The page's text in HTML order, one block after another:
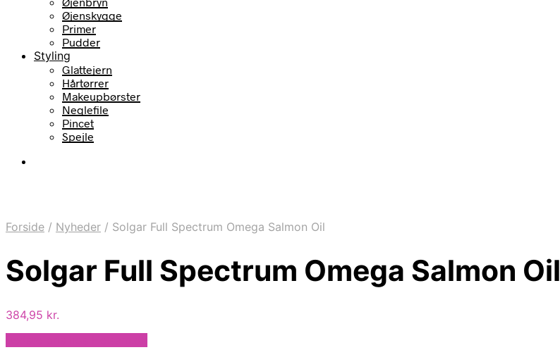
Øjenskygge
Primer
Pudder
Styling
Glattejern
Hårtørrer
Makeupbørster
Neglefile
Pincet
Spejle
Forside / Nyheder / Solgar Full Spectrum Omega Salmon Oil
Solgar Full Spectrum Omega Salmon Oil
384,95 kr.